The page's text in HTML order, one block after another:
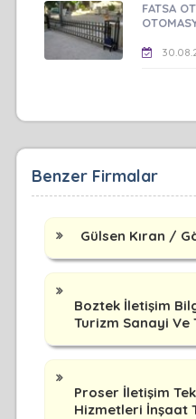
FATSA
Benzer Firmalar
Gülsen Kıran /
Boztek İletişim
Turizm Sanayi Ve
Proser İletişim
Hizmetleri İnşaat